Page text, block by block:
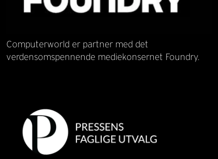
Computerworld er partner med det
verdensomspennende mediekonsernet Foundry.